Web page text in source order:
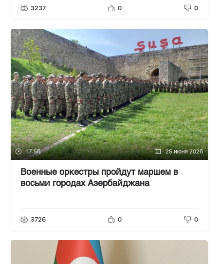
3237 0 0
17:56 25 июня 2026
Военные оркестры пройдут маршем в
восьми городах Азербайджана
3726 0 0